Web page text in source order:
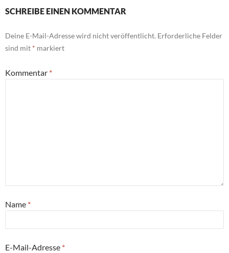
SCHREIBE EINEN KOMMENTAR
Deine E-Mail-Adresse wird nicht veröffentlicht. Erforderliche Felder
sind mit * markiert
Kommentar *
Name *
E-Mail-Adresse *